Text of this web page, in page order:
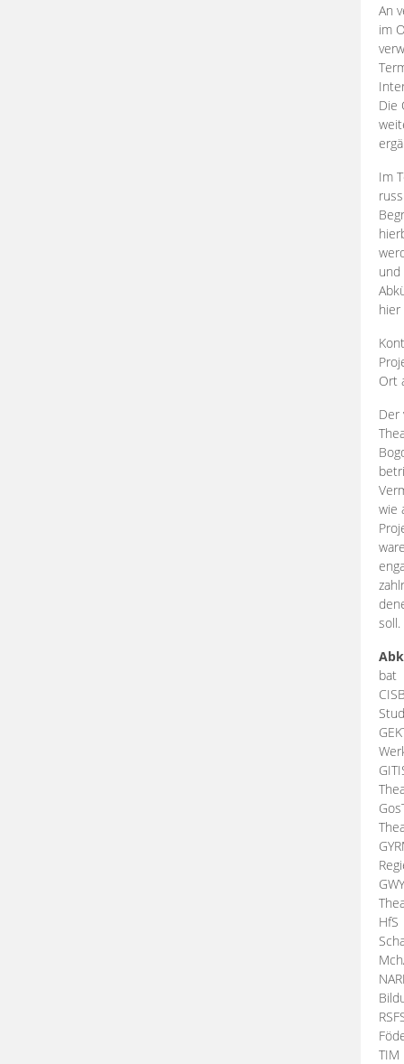
An
im
Die
Im
und
Ort
Der
wie
zahlr
soll.
bat
HfS